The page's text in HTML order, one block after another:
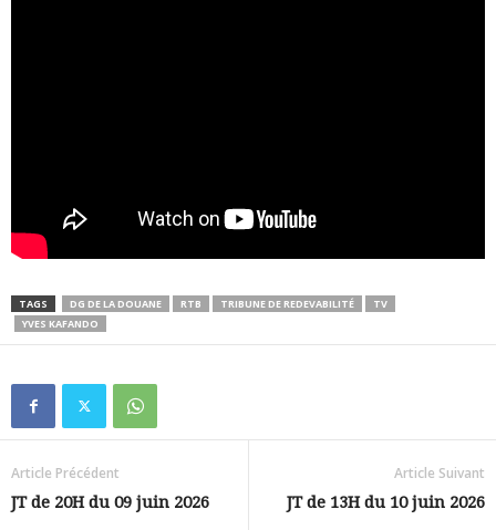
TAGS DG DE LA DOUANE RTB TRIBUNE DE REDEVABILITÉ
TV
YVES KAFANDO
Article Précédent
JT de 20H du 09 juin 2026
Article Suivant
JT de 13H du 10 juin 2026